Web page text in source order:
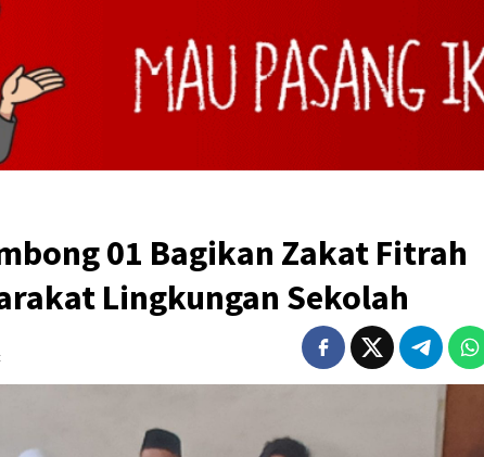
01 Bagikan Zakat Fitrah
Lingkungan Sekolah